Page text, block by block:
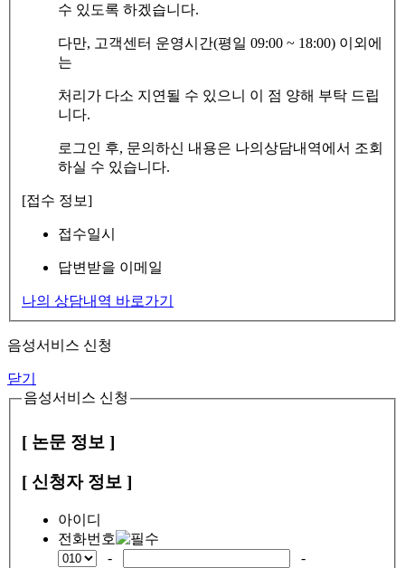
수 있도록 하겠습니다.
다만, 고객센터 운영시간(평일 09:00 ~ 18:00) 이외에
는
처리가 다소 지연될 수 있으니 이 점 양해 부탁 드립
니다.
로그인 후, 문의하신 내용은 나의상담내역에서 조회
하실 수 있습니다.
[접수 정보]
접수일시
답변받을 이메일
나의 상담내역 바로가기
음성서비스 신청
닫기
음성서비스 신청
[ 논문 정보 ]
[ 신청자 정보 ]
아이디
전화번호
-
-